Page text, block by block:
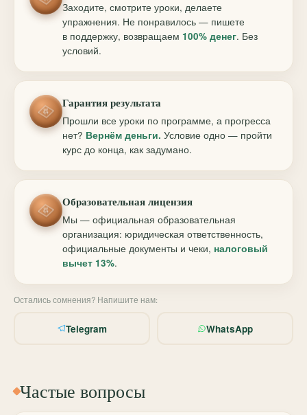
Заходите, смотрите уроки, делаете
упражнения. Не понравилось — пишете
в поддержку, возвращаем 100% денег. Без
условий.
Гарантия результата
Прошли все уроки по программе, а прогресса
нет? Вернём деньги. Условие одно — пройти
курс до конца, как задумано.
Образовательная лицензия
Мы — официальная образовательная
организация: юридическая ответственность,
официальные документы и чеки, налоговый
вычет 13%.
Остались сомнения? Напишите нам:
Telegram WhatsApp
Частые вопросы